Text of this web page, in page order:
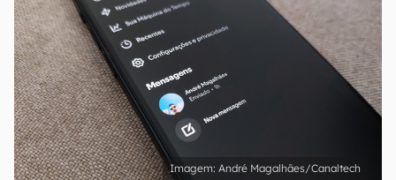
André Magalhães/Canaltech